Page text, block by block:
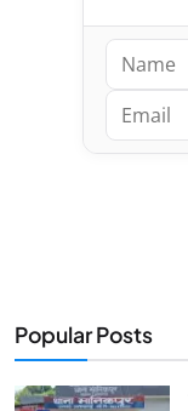
Popular Posts